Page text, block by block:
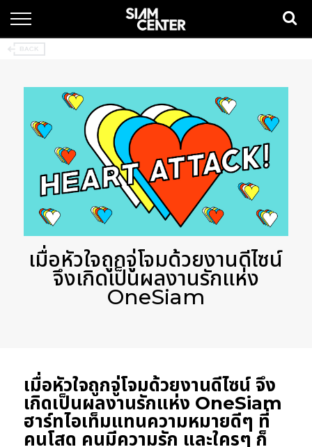
เมื่อหัวใจถูกจู่โจมด้วยงานดีไซน์
จึงเกิดเป็นผลงานรักแห่ง
OneSiam
เมื่อหัวใจถูกจู่โจมด้วยงานดีไซน์ จึง
เกิดเป็นผลงานรักแห่ง OneSiam
ฮาร์ทไอเท็มแทนความหมายดีๆ ที่
คนโสด คนมีความรัก และใครๆ ก็